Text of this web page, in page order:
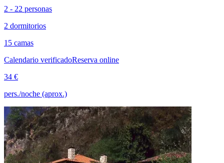
2 - 22 personas
2 dormitorios
15 camas
Calendario verificadoReserva online
34 €
pers./noche (aprox.)